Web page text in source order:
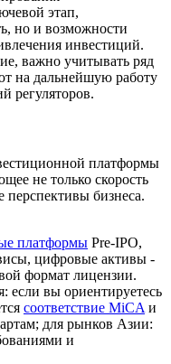
этап,
но и возможности
инвестиций.
важно учитывать ряд
на дальнейшую работу
регуляторов.
платформы
не только скорость
бизнеса.
платформы Pre-IPO,
цифровые активы -
формат лицензии.
если вы ориентируетесь
соответствие MiCA и
для рынков Азии:
и